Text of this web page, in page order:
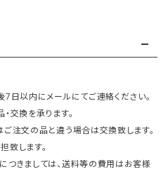
日以内にメールにてご連絡ください。
交換を承ります。
注文の品と違う場合は交換致します。
致します。
きましては、送料等の費用はお客様